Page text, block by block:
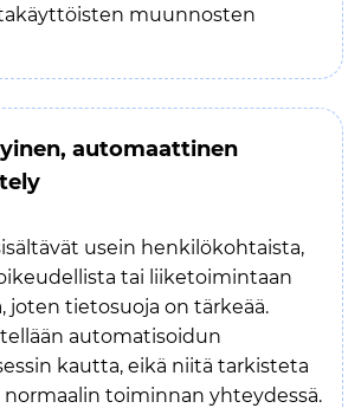
muunnosten
automaattinen
usein henkilökohtaista,
tai liiketoimintaan
joten tietosuoja on tärkeää.
automatisoidun
kautta, eikä niitä tarkisteta
normaalin toiminnan yhteydessä.